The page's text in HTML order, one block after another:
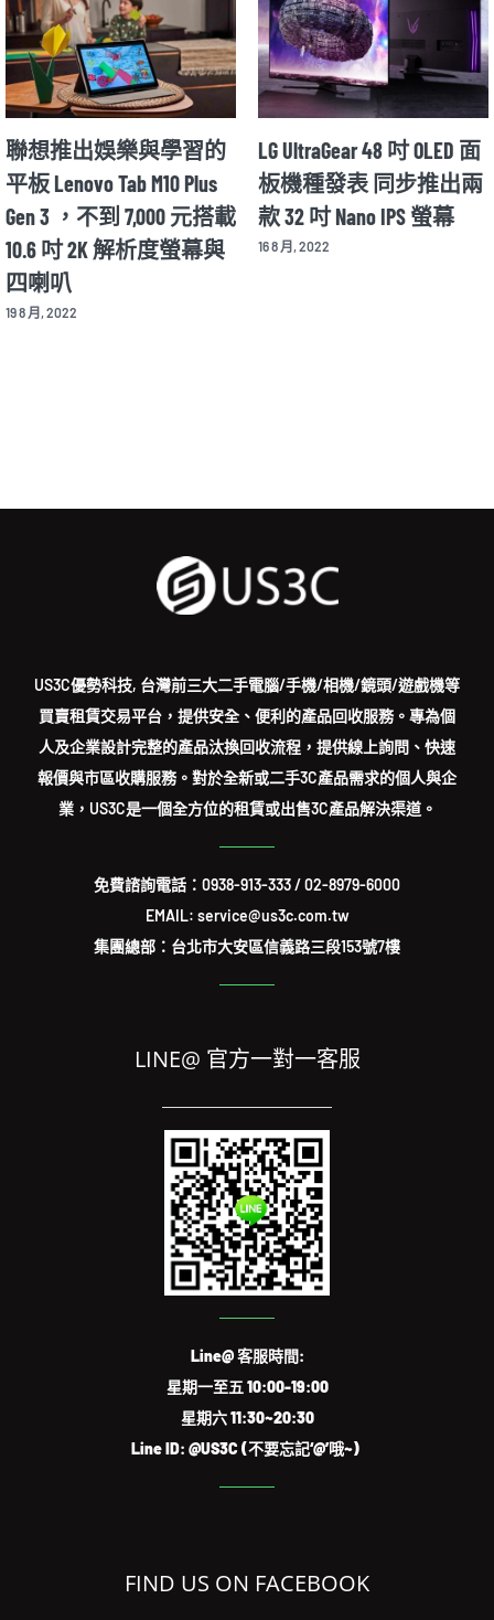
面
兩
Motorola Razr 2022 年款將
在 8/11 公布細節 並同步
揭曉新款 X30 Pro 旗艦手
機
華碩推出全球首
動色彩校正功能
OLED 螢幕 Asus
Display OLED
買賣租賃交易平台，提供安全、便利的產品回收服務。專為個
人及企業設計完整的產品汰換回收流程，提供線上詢問、快速
報價與市區收購服務。對於全新或二手3C產品需求的個人與企
業，US3C是一個全方位的租賃或出售3C產品解決渠道。
EMAIL: service@us3c.com.tw
集團總部：台北市大安區信義路三段153號7樓
星期一至五 10:00-19:00
星期六 11:30~20:30
Line ID: @US3C (不要忘記‘@’哦~)